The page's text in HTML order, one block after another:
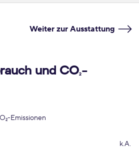
Weiter zur Ausstattung
und CO2-
2-Emissionen
k.A.